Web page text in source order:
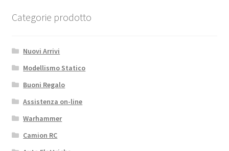
Categorie prodotto
Nuovi Arrivi
Modellismo Statico
Buoni Regalo
Assistenza on-line
Warhammer
Camion RC